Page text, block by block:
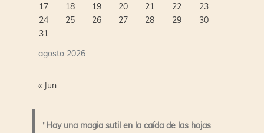
agosto 2026
17
18 19 20 21 22
23
24
25 26 27 28 29
30
31
« Jun
"Hay una magia sutil en la caída de las hojas